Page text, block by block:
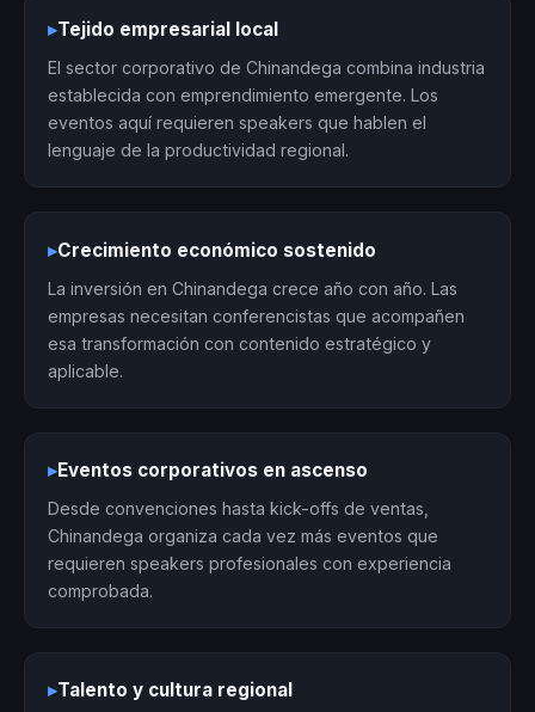
▸Tejido empresarial local
El sector corporativo de Chinandega combina industria
establecida con emprendimiento emergente. Los
eventos aquí requieren speakers que hablen el
lenguaje de la productividad regional.
▸Crecimiento económico sostenido
La inversión en Chinandega crece año con año. Las
empresas necesitan conferencistas que acompañen
esa transformación con contenido estratégico y
aplicable.
▸Eventos corporativos en ascenso
Desde convenciones hasta kick-offs de ventas,
Chinandega organiza cada vez más eventos que
requieren speakers profesionales con experiencia
comprobada.
▸Talento y cultura regional